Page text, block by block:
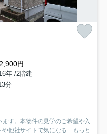
円
年 /2階建
分
す。本物件の見学のご希望や入
他社サイトで気になる...
もっと